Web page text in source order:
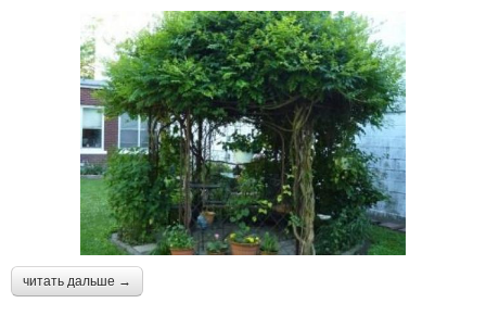
читать дальше →